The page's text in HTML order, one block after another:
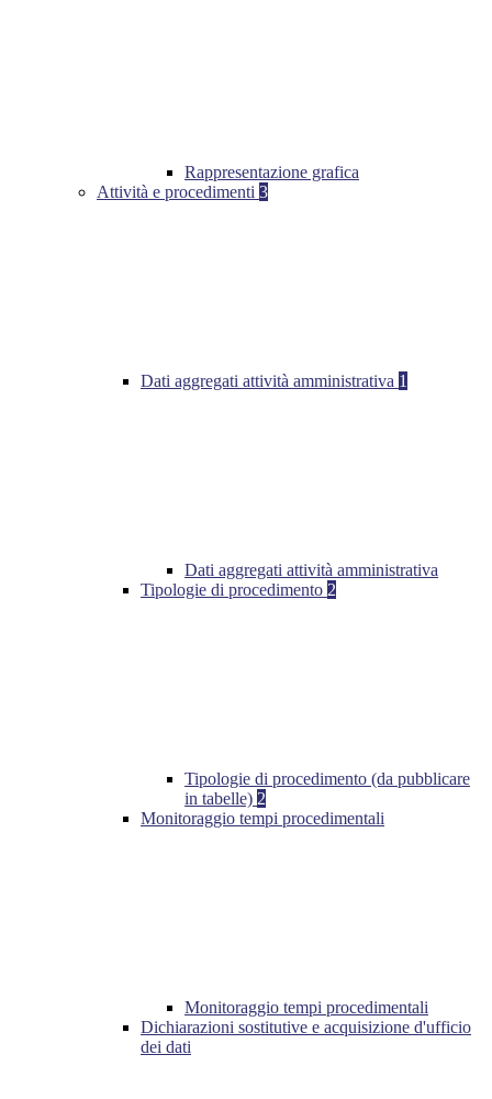
Rappresentazione grafica
Attività e procedimenti 3
Dati aggregati attività amministrativa 1
Dati aggregati attività amministrativa
Tipologie di procedimento 2
Tipologie di procedimento (da pubblicare
in tabelle) 2
Monitoraggio tempi procedimentali
Monitoraggio tempi procedimentali
Dichiarazioni sostitutive e acquisizione d'ufficio
dei dati